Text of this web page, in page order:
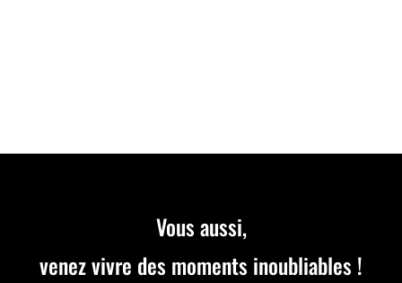
Vous aussi,
venez vivre des moments inoubliables !